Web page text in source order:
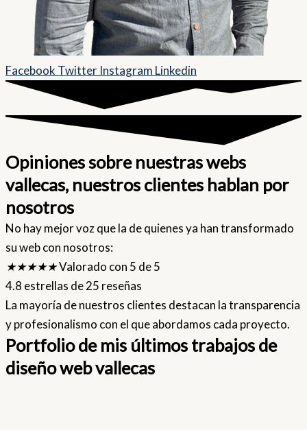
Facebook Twitter Instagram Linkedin
Opiniones sobre nuestras webs
vallecas, nuestros clientes hablan por
nosotros
No hay mejor voz que la de quienes ya han transformado
su web con nosotros:
★★★★★Valorado con 5 de 5
4.8 estrellas de 25 reseñas
La mayoría de nuestros clientes destacan la transparencia
y profesionalismo con el que abordamos cada proyecto.
Portfolio de mis últimos trabajos de
diseño web vallecas